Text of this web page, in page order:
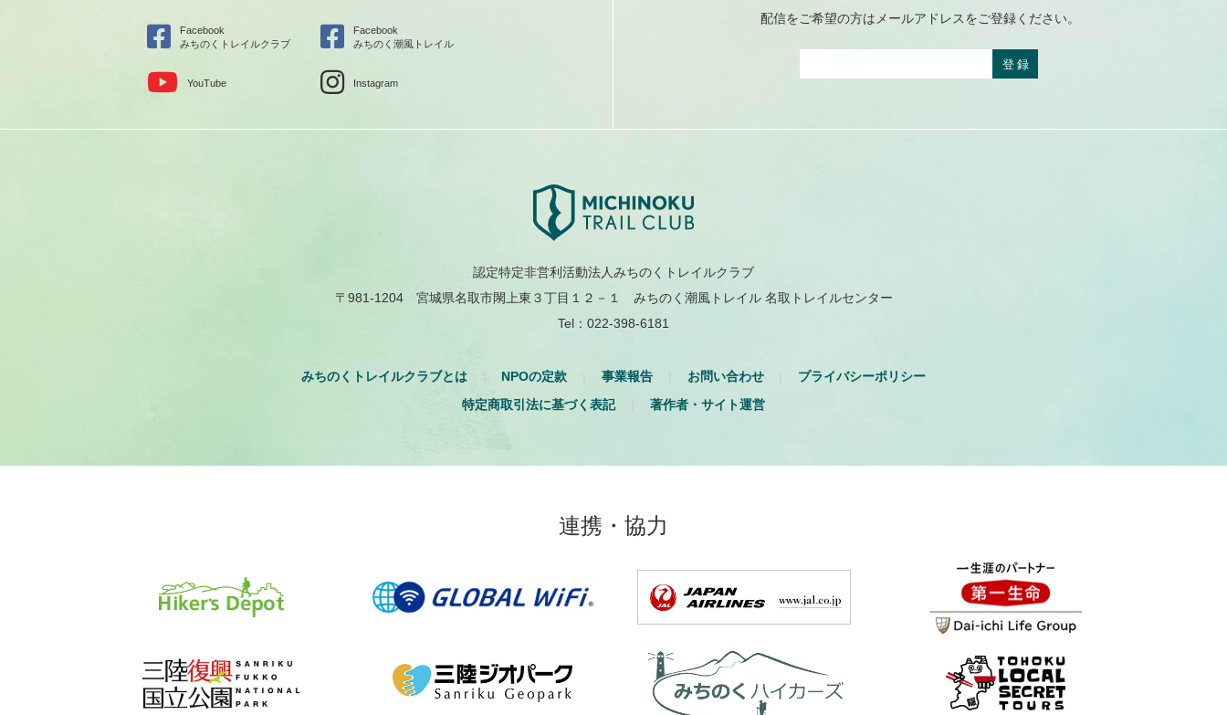
Facebook
みちのくトレイルクラブ
Facebook
みちのく潮風トレイル
YouTube Instagram
配信をご希望の方はメールアドレスをご登録ください。
認定特定非営利活動法人みちのくトレイルクラブ
〒981-1204 宮城県名取市閖上東３丁目１２－１ みちのく潮風トレイル 名取トレイルセンター
Tel：022-398-6181
みちのくトレイルクラブとは NPOの定款 事業報告 お問い合わせ
プライバシーポリシー
特定商取引法に基づく表記
著作者・サイト運営
連携・協力